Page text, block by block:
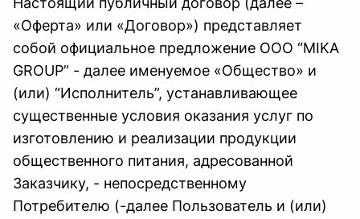
«Оферта» или «Договор») представляет
собой официальное предложение ООО “MIKA
GROUP” - далее именуемое «Общество» и
(или) “Исполнитель”, устанавливающее
существенные условия оказания услуг по
изготовлению и реализации продукции
общественного питания, адресованной
Заказчику, - непосредственному
Потребителю (-далее Пользователь и (или)